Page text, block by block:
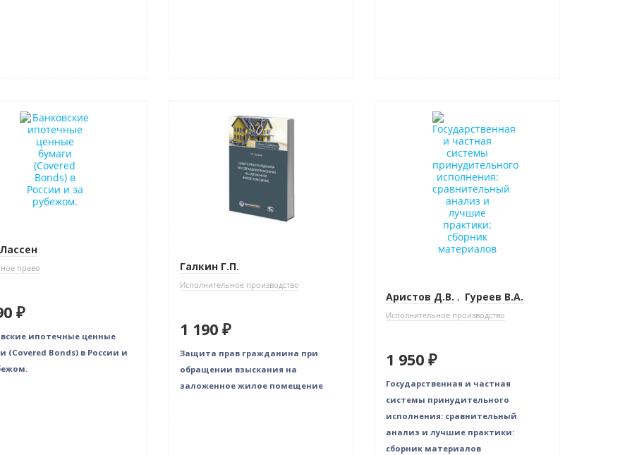
право
₽
ипотечные ценные
(Сovered Bonds) в России и
Галкин Г.П.
Исполнительное производство
1 190 ₽
Защита прав гражданина при
обращении взыскания на
заложенное жилое помещение
Аристов Д.В. , Гуреев В.А.
Исполнительное производство
1 950 ₽
Государственная и частная
системы принудительного
исполнения: сравнительный
анализ и лучшие практики:
сборник материалов